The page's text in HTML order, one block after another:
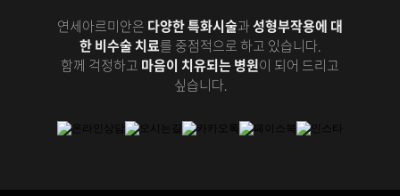
연세아르미안은 다양한 특화시술과성형부작용에 대
한 비수술 치료를 중점적으로 하고 있습니다.
함께 걱정하고 마음이 치유되는 병원이 되어 드리고
싶습니다.